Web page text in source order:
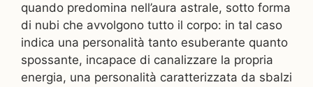
quando predomina nell’aura astrale, sotto forma
di nubi che avvolgono tutto il corpo: in tal caso
indica una personalità tanto esuberante quanto
spossante, incapace di canalizzare la propria
energia, una personalità caratterizzata da sbalzi